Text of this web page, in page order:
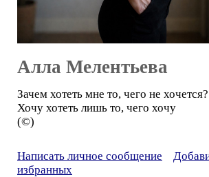
Алла Мелентьева
Зачем хотеть мне то, чего не хочется?
Хочу хотеть лишь то, чего хочу
(©)
Написать личное сообщение
избранных